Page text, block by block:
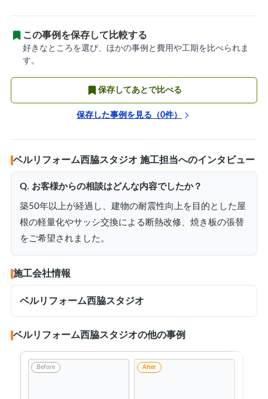
この事例を保存して比較する
好きなところを選び、ほかの事例と費用や工期を比べられま
す。
保存してあとで比べる
保存した事例を見る（0件）
ベルリフォーム西脇スタジオ 施工担当へのインタビュー
Q. お客様からの相談はどんな内容でしたか？
築50年以上が経過し、建物の耐震性向上を目的とした屋
根の軽量化やサッシ交換による断熱改修、焼き板の張替
をご希望されました。
施工会社情報
ベルリフォーム西脇スタジオ
ベルリフォーム西脇スタジオの他の事例
Before After